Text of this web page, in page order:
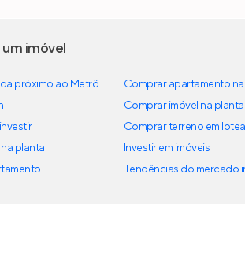
imóvel
próximo ao Metrô
planta
Comprar apartamento
Comprar imóvel na planta
Comprar terreno em
Investir em imóveis
Tendências do mercado